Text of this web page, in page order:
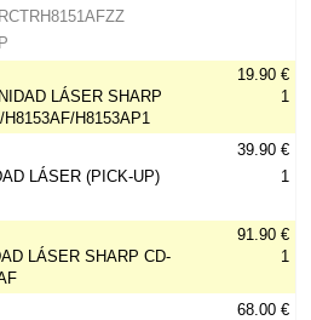
LÁSER SHARP
H8153AP1
19.90 €
1
LÁSER (PICK-UP)
39.90 €
1
LÁSER SHARP CD-
91.90 €
1
68.00 €